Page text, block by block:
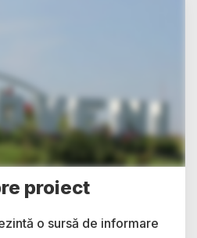
proiect
o sursă de informare